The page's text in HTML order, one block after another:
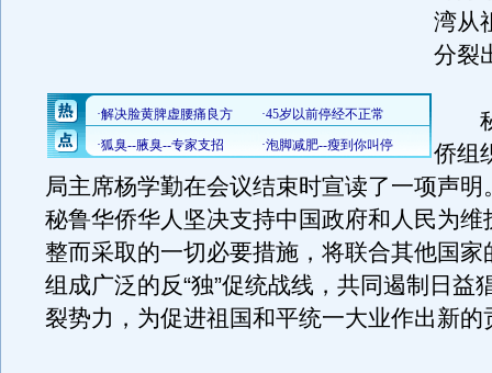
湾从
分裂
秘
侨组
局主席杨学勤在会议结束时宣读了一项声明
秘鲁华侨华人坚决支持中国政府和人民为维
整而采取的一切必要措施，将联合其他国家
组成广泛的反“独”促统战线，共同遏制日益
裂势力，为促进祖国和平统一大业作出新的